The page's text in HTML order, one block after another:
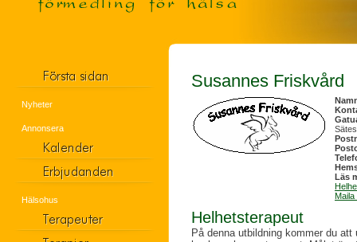
Nyheter
Annonsera
Hälsohus
Susannes Friskvård
Läs
Maila
Helhetsterapeut
På denna utbildning kommer du